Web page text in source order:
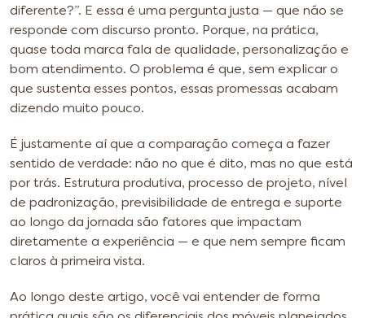
diferente?”. E essa é uma pergunta justa — que não se
responde com discurso pronto. Porque, na prática,
quase toda marca fala de qualidade, personalização e
bom atendimento. O problema é que, sem explicar o
que sustenta esses pontos, essas promessas acabam
dizendo muito pouco.
É justamente aí que a comparação começa a fazer
sentido de verdade: não no que é dito, mas no que está
por trás. Estrutura produtiva, processo de projeto, nível
de padronização, previsibilidade de entrega e suporte
ao longo da jornada são fatores que impactam
diretamente a experiência — e que nem sempre ficam
claros à primeira vista.
Ao longo deste artigo, você vai entender de forma